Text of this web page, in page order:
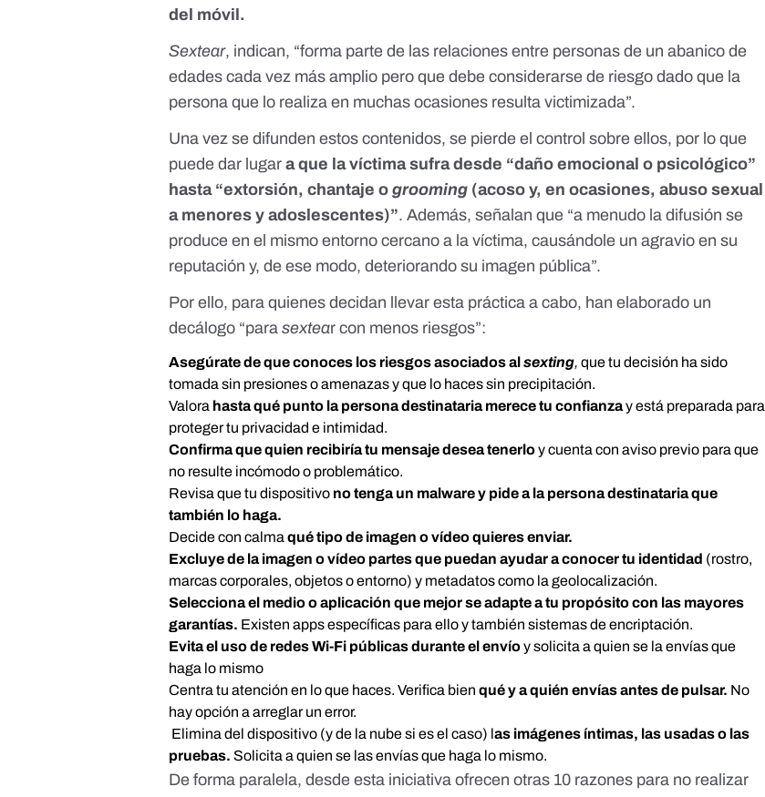
del móvil.
Sextear, indican, “forma parte de las relaciones entre personas de un abanico de
edades cada vez más amplio pero que debe considerarse de riesgo dado que la
persona que lo realiza en muchas ocasiones resulta victimizada”.
Una vez se difunden estos contenidos, se pierde el control sobre ellos, por lo que
puede dar lugara que la víctima sufra desde “daño emocional o psicológico”
hasta “extorsión, chantaje ogrooming (acoso y, en ocasiones, abuso sexual
a menores y adoslescentes)”. Además, señalan que “a menudo la difusión se
produce en el mismo entorno cercano a la víctima, causándole un agravio en su
reputación y, de ese modo, deteriorando su imagen pública”.
Por ello, para quienes decidan llevar esta práctica a cabo, han elaborado un
decálogo “parasextear con menos riesgos”:
Asegúrate de que conoces los riesgos asociados alsexting, que tu decisión ha sido
tomada sin presiones o amenazas y que lo haces sin precipitación.
Valora hasta qué punto la persona destinataria merece tu confianzay está preparada para
proteger tu privacidad e intimidad.
Confirma que quien recibiría tu mensaje desea tenerloy cuenta con aviso previo para que
no resulte incómodo o problemático.
Revisa que tu dispositivo no tenga un malware y pide a la persona destinataria que
también lo haga.
Decide con calmaqué tipo de imagen o vídeo quieres enviar.
Excluye de la imagen o vídeo partes que puedan ayudar a conocer tu identidad (rostro,
marcas corporales, objetos o entorno) y metadatos como la geolocalización.
Selecciona el medio o aplicación que mejor se adapte a tu propósito con las mayores
garantías. Existen apps específicas para ello y también sistemas de encriptación.
Evita el uso de redes Wi-Fi públicas durante el envíoy solicita a quien se la envías que
haga lo mismo
Centra tu atención en lo que haces. Verifica bien qué y a quién envías antes de pulsar. No
hay opción a arreglar un error.
Elimina del dispositivo (y de la nube si es el caso) las imágenes íntimas, las usadas o las
pruebas. Solicita a quien se las envías que haga lo mismo.
De forma paralela, desde esta iniciativaofrecen otras 10 razones para no realizar